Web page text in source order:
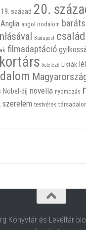
19. század 20.
Anglia angol irodalom
Budapest család
filmadaptáció
kortárs kötelező Listák
Nobel-díj novella nyomozás
szerelem testvérek
Könyvtár és Levéltár